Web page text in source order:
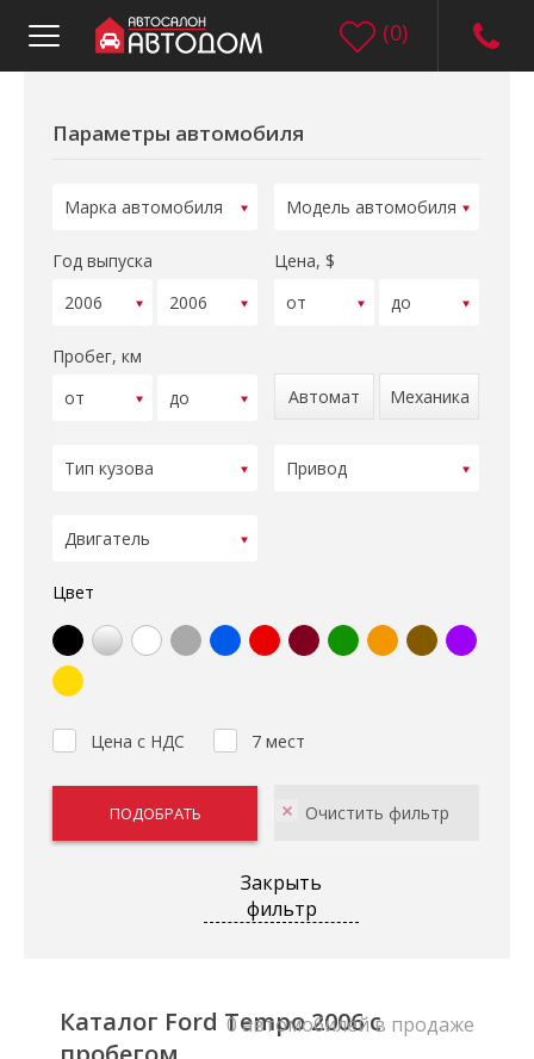
(0)
Параметры автомобиля
Год выпуска Цена, $
Пробег, км
Автомат
Механика
Цвет
Цена с НДС 7 мест
Закрыть
фильтр
Каталог Ford Tempo 2006 с
0 автомобилей в продаже